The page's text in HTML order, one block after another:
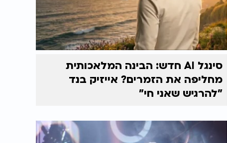
סינגל AI חדש: הבינה המלאכותית
מחליפה את הזמרים? אייזיק בנד
"להרגיש שאני חי"